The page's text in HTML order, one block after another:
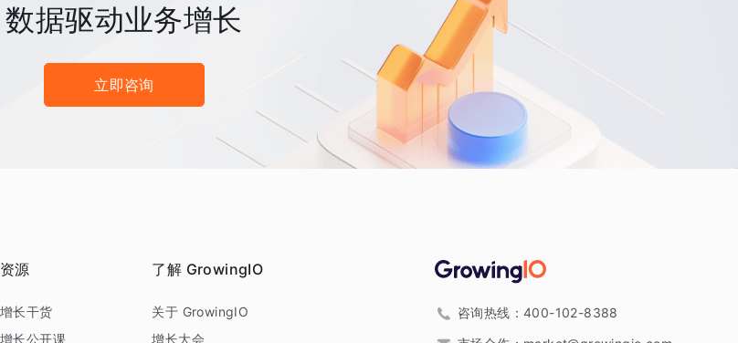
数据驱动业务增长
立即咨询
资源
增长干货
增长公开课
了解 GrowingIO
关于 GrowingIO
增长大会
咨询热线： 400-102-8388